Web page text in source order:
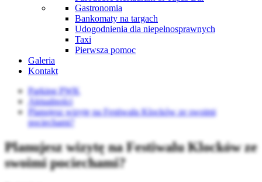
Gastronomia
Bankomaty na targach
Udogodnienia dla niepełnosprawnych
Taxi
Pierwsza pomoc
Galeria
Kontakt
Parking PWK
Aktualności
Planujesz wizytę na Festiwalu Klocków ze swoimi
pociechami?
Planujesz wizytę na Festiwalu Klocków ze
swoimi pociechami?